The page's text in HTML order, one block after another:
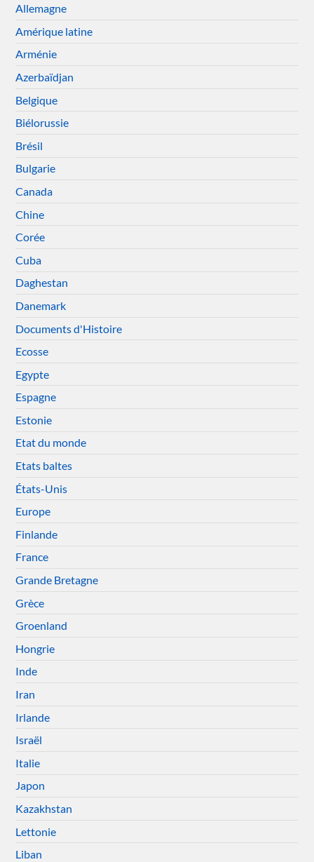
Allemagne
Amérique latine
Arménie
Azerbaïdjan
Belgique
Biélorussie
Brésil
Bulgarie
Canada
Chine
Corée
Cuba
Daghestan
Danemark
Documents d'Histoire
Ecosse
Egypte
Espagne
Estonie
Etat du monde
Etats baltes
États-Unis
Europe
Finlande
France
Grande Bretagne
Grèce
Groenland
Hongrie
Inde
Iran
Irlande
Israël
Italie
Japon
Kazakhstan
Lettonie
Liban